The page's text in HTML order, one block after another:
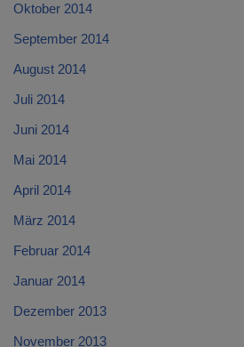
Oktober 2014
September 2014
August 2014
Juli 2014
Juni 2014
Mai 2014
April 2014
März 2014
Februar 2014
Januar 2014
Dezember 2013
November 2013